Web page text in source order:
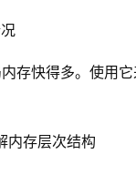
存快得多。使用
内存层次结构